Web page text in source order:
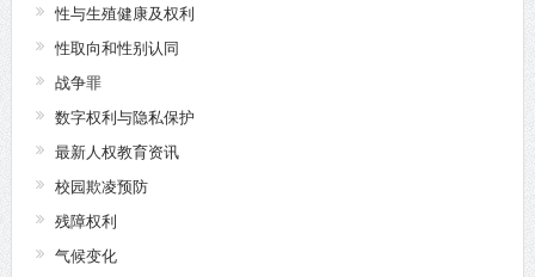
性与生殖健康及权利
性取向和性别认同
战争罪
数字权利与隐私保护
最新人权教育资讯
校园欺凌预防
残障权利
气候变化